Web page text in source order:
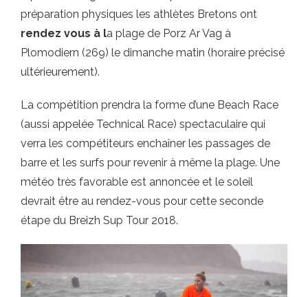
préparation physiques les athlètes Bretons ont
rendez vous à la plage de Porz Ar Vag à
Plomodiern (269) le dimanche matin (horaire précisé
ultérieurement).
La compétition prendra la forme d’une Beach Race
(aussi appelée Technical Race) spectaculaire qui
verra les compétiteurs enchaîner les passages de
barre et les surfs pour revenir à même la plage. Une
météo très favorable est annoncée et le soleil
devrait être au rendez-vous pour cette seconde
étape du Breizh Sup Tour 2018.